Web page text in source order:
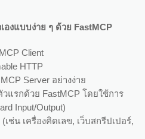
องแบบง่าย ๆ ด้วย FastMCP
Client
HTTP
Server อย่างง่าย
วแรกด้วย FastMCP โดยใช้การ
Input/Output)
เช่น เครื่องคิดเลข, เว็บสกรีปเปอร์,